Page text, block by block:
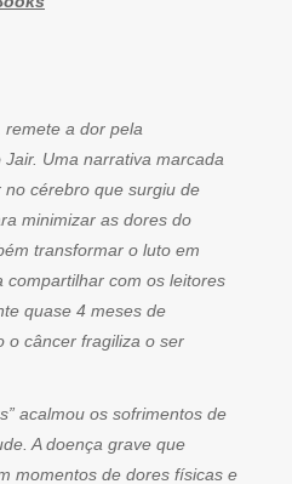
a dor pela
Jair. Uma narrativa marcada
cérebro que surgiu de
minimizar as dores do
transformar o luto em
compartilhar com os leitores
quase 4 meses de
o câncer fragiliza o ser
acalmou os sofrimentos de
A doença grave que
momentos de dores físicas e